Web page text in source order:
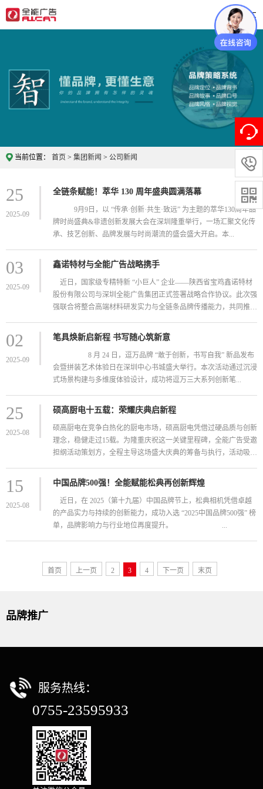
当前位置： 首页 > 集团新闻 > 公司新闻
25
2025-09
全链条赋能！萃华 130 周年盛典圆满落幕
9月9日，以 “传承·创新·共生·致远” 为主题的萃华130周年品
牌时尚盛典&非遗创新发展大会在深圳隆重举行，一场汇聚文化传
承、技艺创新、品牌发展与时尚潮流的盛会盛大开启。本...
03
2025-09
鑫诺特材与全能广告战略携手
近日，国家级专精特新 “小巨人” 企业——陕西省宝鸡鑫诺特材
股份有限公司与深圳全能广告集团正式签署战略合作协议。此次强
强联合将整合高端材料研发实力与全链条品牌传播能力，共同推进
02
2025-09
笔具焕新启新程 书写随心筑新意
8 月 24 日，逗万品牌 “敢于创新，书写自我” 新品发布
会暨拼装艺术体验日在深圳中心书城盛大举行。本次活动通过沉浸
式场景构建与多维度体验设计，成功将逗万三大系列创新笔...
25
2025-08
硕高厨电十五载：荣耀庆典启新程
硕高厨电在竞争白热化的厨电市场，硕高厨电凭借过硬品质与创新
理念，稳健走过15载。为隆重庆祝这一关键里程碑，全能广告受邀
担纲活动策划方，全程主导这场盛大庆典的筹备与执行，活动吸引
15
2025-08
中国品牌500强！全能赋能松典再创新辉煌
近日，在 2025（第十九届）中国品牌节上，松典相机凭借卓越
的产品实力与持续的创新能力，成功入选 “2025中国品牌500强” 榜
单，品牌影响力与行业地位再度提升。 ...
首页 上一页 2 3 4 下一页 末页
品牌推广
服务热线：
0755-23595933

